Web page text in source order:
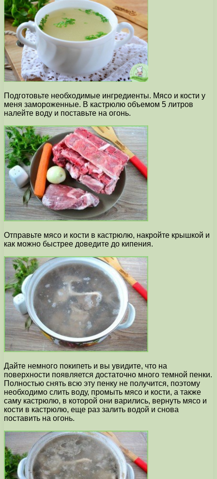
Подготовьте необходимые ингредиенты. Мясо и кости у
меня замороженные. В кастрюлю объемом 5 литров
налейте воду и поставьте на огонь.
Отправьте мясо и кости в кастрюлю, накройте крышкой и
как можно быстрее доведите до кипения.
Дайте немного покипеть и вы увидите, что на
поверхности появляется достаточно много темной пенки.
Полностью снять всю эту пенку не получится, поэтому
необходимо слить воду, промыть мясо и кости, а также
саму кастрюлю, в которой они варились, вернуть мясо и
кости в кастрюлю, еще раз залить водой и снова
поставить на огонь.